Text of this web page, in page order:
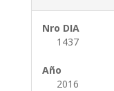
Nro DIA
1437
Año
2016